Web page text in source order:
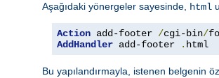
Aşağıdaki yönergeler sayesinde, html
Action add-footer /cgi-bin/
AddHandler add-footer . html
Bu yapılandırmayla, istenen belgenin